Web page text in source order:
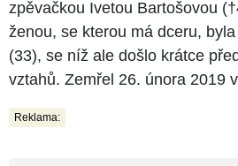
zpěvačkou Ivetou Bartošovou
ženou, se kterou má dceru,
(33), se níž ale došlo krátce
vztahů. Zemřel 26. února 2019
Reklama: